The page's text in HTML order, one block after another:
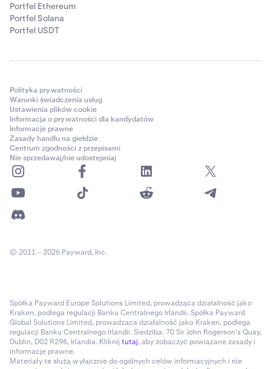
Portfel Ethereum
Portfel Solana
Portfel USDT
Polityka prywatności
Warunki świadczenia usług
Ustawienia plików cookie
Informacja o prywatności dla kandydatów
Informacje prawne
Zasady handlu na giełdzie
Centrum zgodności z przepisami
Nie sprzedawaj/nie udostępniaj
© 2011 – 2026 Payward, Inc.
Spółka Payward Europe Solutions Limited, prowadząca działalność jako
Kraken, podlega regulacji Banku Centralnego Irlandii. Spółka Payward
Global Solutions Limited, prowadząca działalność jako Kraken, podlega
regulacji Banku Centralnego Irlandii. Siedziba: 70 Sir John Rogerson’s Quay,
Dublin, D02 R296, Irlandia. Kliknij tutaj, aby zobaczyć powiązane zasady i
informacje prawne.
Materiały te służą wyłącznie do ogólnych celów informacyjnych i nie